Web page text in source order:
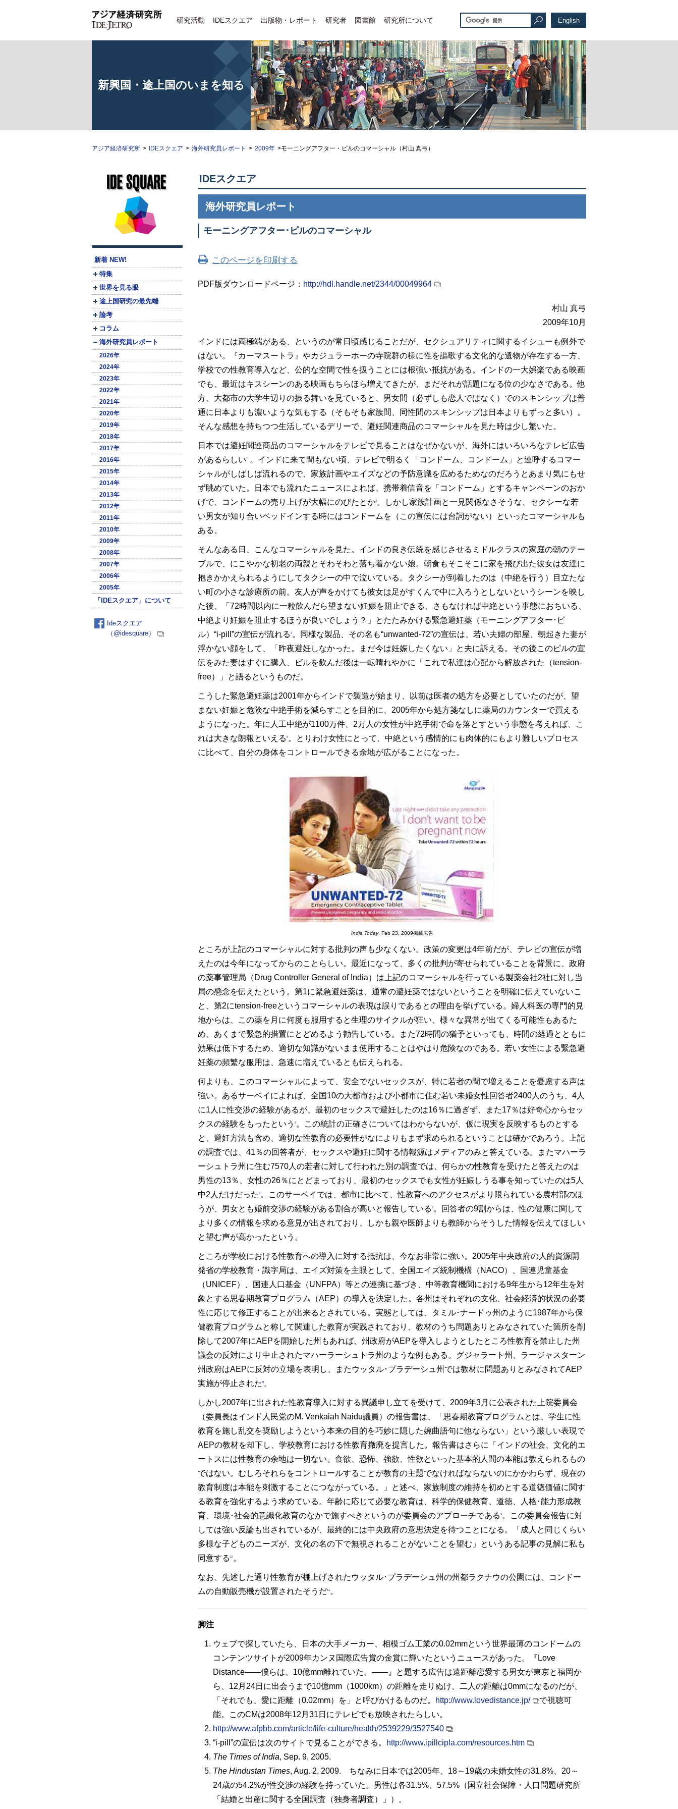
研究活動 IDEスクエア 出版物・レポート 研究者 図書館 研究所について English
新興国・途上国のいまを知る
アジア経済研究所 > IDEスクエア > 海外研究員レポート > 2009年 >モーニングアフター・ピルのコマーシャル（村山 真弓）
新着 NEW!
特集
世界を見る眼
途上国研究の最先端
論考
コラム
海外研究員レポート
2026年
2024年
2023年
2022年
2021年
2020年
2019年
2018年
2017年
2016年
2015年
2014年
2013年
2012年
2011年
2010年
2009年
2008年
2007年
2006年
2005年
「IDEスクエア」について
Ideスクエア
（@idesquare）
IDEスクエア
海外研究員レポート
モーニングアフター･ピルのコマーシャル
このページを印刷する
PDF版ダウンロードページ： http://hdl.handle.net/2344/00049964
村山 真弓
2009年10月
インドには両極端がある、というのが常日頃感じることだが、セクシュアリティに関するイシューも例外で
はない。『カーマスートラ』やカジュラーホーの寺院群の様に性を謳歌する文化的な遺物が存在する一方、
学校での性教育導入など、公的な空間で性を扱うことには根強い抵抗がある。インドの一大娯楽である映画
でも、最近はキスシーンのある映画もちらほら増えてきたが、まだそれが話題になる位の少なさである。他
方、大都市の大学生辺りの振る舞いを見ていると、男女間（必ずしも恋人ではなく）でのスキンシップは普
通に日本よりも濃いような気もする（そもそも家族間、同性間のスキンシップは日本よりもずっと多い）。
そんな感想を持ちつつ生活しているデリーで、避妊関連商品のコマーシャルを見た時は少し驚いた。
日本では避妊関連商品のコマーシャルをテレビで見ることはなぜかないが、海外にはいろいろなテレビ広告
があるらしい1
。インドに来て間もない頃、テレビで明るく「コンドーム、コンドーム」と連呼するコマー
シャルがしばしば流れるので、家族計画やエイズなどの予防意識を広めるためなのだろうとあまり気にもせ
ず眺めていた。日本でも流れたニュースによれば、携帯着信音を「コンドーム」とするキャンペーンのおか
げで、コンドームの売り上げが大幅にのびたとか2 。しかし家族計画と一見関係なさそうな、セクシーな若
い男女が知り合いベッドインする時にはコンドームを（この宣伝には台詞がない）といったコマーシャルも
ある。
そんなある日、こんなコマーシャルを見た。インドの良き伝統を感じさせるミドルクラスの家庭の朝のテー
ブルで、にこやかな初老の両親とそわそわと落ち着かない娘。朝食もそこそこに家を飛び出た彼女は友達に
抱きかかえられるようにしてタクシーの中で泣いている。タクシーが到着したのは（中絶を行う）目立たな
い町の小さな診療所の前。友人が声をかけても彼女は足がすくんで中に入ろうとしないというシーンを映し
た後、「72時間以内に一粒飲んだら望まない妊娠を阻止できる、さもなければ中絶という事態におちいる、
中絶より妊娠を阻止するほうが良いでしょう？」とたたみかける緊急避妊薬（モーニングアフター･ピ
ル）“i-pill”の宣伝が流れる 3 。同様な製品、その名も“unwanted-72”の宣伝は、若い夫婦の部屋、朝起きた妻が
浮かない顔をして、「昨夜避妊しなかった。まだ今は妊娠したくない」と夫に訴える。その後このピルの宣
伝をみた妻はすぐに購入、ピルを飲んだ後は一転晴れやかに「これで私達は心配から解放された（tension-
free）」と語るというものだ。
こうした緊急避妊薬は2001年からインドで製造が始まり、以前は医者の処方を必要としていたのだが、望
まない妊娠と危険な中絶手術を減らすことを目的に、2005年から処方箋なしに薬局のカウンターで買える
ようになった。年に人工中絶が1100万件、2万人の女性が中絶手術で命を落とすという事態を考えれば、こ
れは大きな朗報といえる 4 。とりわけ女性にとって、中絶という感情的にも肉体的にもより難しいプロセス
に比べて、自分の身体をコントロールできる余地が広がることになった。
India Today, Feb 23, 2009掲載広告
ところが上記のコマーシャルに対する批判の声も少なくない。政策の変更は4年前だが、テレビの宣伝が増
えたのは今年になってからのことらしい。最近になって、多くの批判が寄せられていることを背景に、政府
の薬事管理局（Drug Controller General of India）は上記のコマーシャルを行っている製薬会社2社に対し当
局の懸念を伝えたという。第1に緊急避妊薬は、通常の避妊薬ではないということを明確に伝えていないこ
と、第2にtension-freeというコマーシャルの表現は誤りであるとの理由を挙げている。婦人科医の専門的見
地からは、この薬を月に何度も服用すると生理のサイクルが狂い、様々な異常が出てくる可能性もあるた
め、あくまで緊急的措置にとどめるよう勧告している。また72時間の猶予といっても、時間の経過とともに
効果は低下するため、適切な知識がないまま使用することはやはり危険なのである。若い女性による緊急避
妊薬の頻繁な服用は、急速に増えているとも伝えられる。
何よりも、このコマーシャルによって、安全でないセックスが、特に若者の間で増えることを憂慮する声は
強い。あるサーベイによれば、全国10の大都市および小都市に住む若い未婚女性回答者2400人のうち、4人
に1人に性交渉の経験があるが、最初のセックスで避妊したのは16％に過ぎず、また17％は好奇心からセッ
クスの経験をもったという 5 。この統計の正確さについてはわからないが、仮に現実を反映するものとする
と、避妊方法も含め、適切な性教育の必要性がなによりもまず求められるということは確かであろう。上記
の調査では、41％の回答者が、セックスや避妊に関する情報源はメディアのみと答えている。またマハーラ
ーシュトラ州に住む7570人の若者に対して行われた別の調査では、何らかの性教育を受けたと答えたのは
男性の13％、女性の26％にとどまっており、最初のセックスでも女性が妊娠しうる事を知っていたのは5人
中2人だけだった 6 。このサーベイでは、都市に比べて、性教育へのアクセスがより限られている農村部のほ
うが、男女とも婚前交渉の経験がある割合が高いと報告している 7 。回答者の9割からは、性の健康に関して
より多くの情報を求める意見が出されており、しかも親や医師よりも教師からそうした情報を伝えてほしい
と望む声が高かったという。
ところが学校における性教育への導入に対する抵抗は、今なお非常に強い。2005年中央政府の人的資源開
発省の学校教育・識字局は、エイズ対策を主眼として、全国エイズ統制機構（NACO）、国連児童基金
（UNICEF）、国連人口基金（UNFPA）等との連携に基づき、中等教育機関における9年生から12年生を対
象とする思春期教育プログラム（AEP）の導入を決定した。各州はそれぞれの文化、社会経済的状況の必要
性に応じて修正することが出来るとされている。実態としては、タミル･ナードゥ州のように1987年から保
健教育プログラムと称して関連した教育が実践されており、教材のうち問題ありとみなされていた箇所を削
除して2007年にAEPを開始した州もあれば、州政府がAEPを導入しようとしたところ性教育を禁止した州
議会の反対により中止されたマハーラーシュトラ州のような例もある。グジャラート州、ラージャスターン
州政府はAEPに反対の立場を表明し、またウッタル･プラデーシュ州では教材に問題ありとみなされてAEP
実施が停止された 8 。
しかし2007年に出された性教育導入に対する異議申し立てを受けて、2009年3月に公表された上院委員会
（委員長はインド人民党のM. Venkaiah Naidu議員）の報告書は、「思春期教育プログラムとは、学生に性
教育を施し乱交を奨励しようという本来の目的を巧妙に隠した婉曲語句に他ならない」という厳しい表現で
AEPの教材を却下し、学校教育における性教育撤廃を提言した。報告書はさらに「インドの社会、文化的エ
ートスには性教育の余地は一切ない。食欲、恐怖、強欲、性欲といった基本的人間の本能は教えられるもの
ではない。むしろそれらをコントロールすることが教育の主題でなければならないのにかかわらず、現在の
教育制度は本能を刺激することにつながっている。」と述べ、家族制度の維持を初めとする道徳価値に関す
る教育を強化するよう求めている。年齢に応じて必要な教育は、科学的保健教育、道徳、人格･能力形成教
育、環境･社会的意識化教育のなかで施すべきというのが委員会のアプローチである 9 。この委員会報告に対
しては強い反論も出されているが、最終的には中央政府の意思決定を待つことになる。「成人と同じくらい
多様な子どものニーズが、文化の名の下で無視されることがないことを望む」というある記事の見解に私も
同意する 10 。
なお、先述した通り性教育が棚上げされたウッタル･プラデーシュ州の州都ラクナウの公園には、コンドー
ムの自動販売機が設置されたそうだ11 。
脚注
ウェブで探していたら、日本の大手メーカー、相模ゴム工業の0.02mmという世界最薄のコンドームの
コンテンツサイトが2009年カンヌ国際広告賞の金賞に輝いたというニュースがあった。『Love
Distance――僕らは、10億mm離れていた。――』と題する広告は遠距離恋愛する男女が東京と福岡か
ら、12月24日に出会うまで10億mm（1000km）の距離を走りぬけ、二人の距離は0mmになるのだが、
「それでも、愛に距離（0.02mm）を」と呼びかけるものだ。
http://www.lovedistance.jp/
で視聴可
能。このCMは2008年12月31日にテレビでも放映されたらしい。
http://www.afpbb.com/article/life-culture/health/2539229/3527540
“i-pill”の宣伝は次のサイトで見ることができる。
http://www.ipillcipla.com/resources.htm
The Times of India, Sep. 9, 2005.
The Hindustan Times, Aug. 2, 2009. ちなみに日本では2005年、18～19歳の未婚女性の31.8%、20～
24歳の54.2%が性交渉の経験を持っていた。男性は各31.5%、57.5%（国立社会保障・人口問題研究所
「結婚と出産に関する全国調査（独身者調査）」）。